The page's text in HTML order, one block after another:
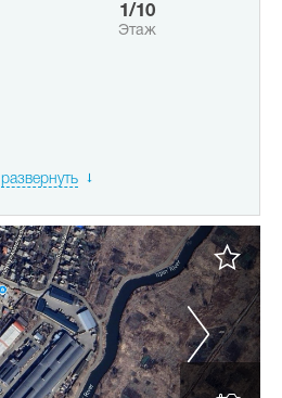
1/10
Этаж
развернуть